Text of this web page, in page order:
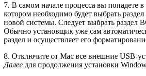
7. В самом начале процесса вы попадете
котором необходимо будет выбрать
новой системы. Следует выбрать раздел
Обычно установщик уже сам
раздел и осуществляет его
8. Отключите от Mac все внешние USB-
Далее для продолжения установки